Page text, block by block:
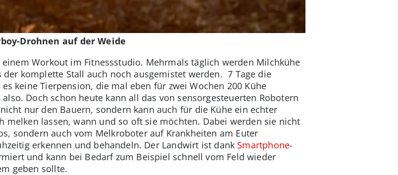
Drohnen auf der Weide
Workout im Fitnessstudio. Mehrmals täglich werden Milchkühe
komplette Stall auch noch ausgemistet werden. 7 Tage die
keine Tierpension, die mal eben für zwei Wochen 200 Kühe
Doch schon heute kann all das von sensorgesteuerten Robotern
nur den Bauern, sondern kann auch für die Kühe ein echter
melken lassen, wann und so oft sie möchten. Dabei werden sie nicht
sondern auch vom Melkroboter auf Krankheiten am Euter
erkennen und behandeln. Der Landwirt ist dank Smartphone-
und kann bei Bedarf zum Beispiel schnell vom Feld wieder
geben sollte.